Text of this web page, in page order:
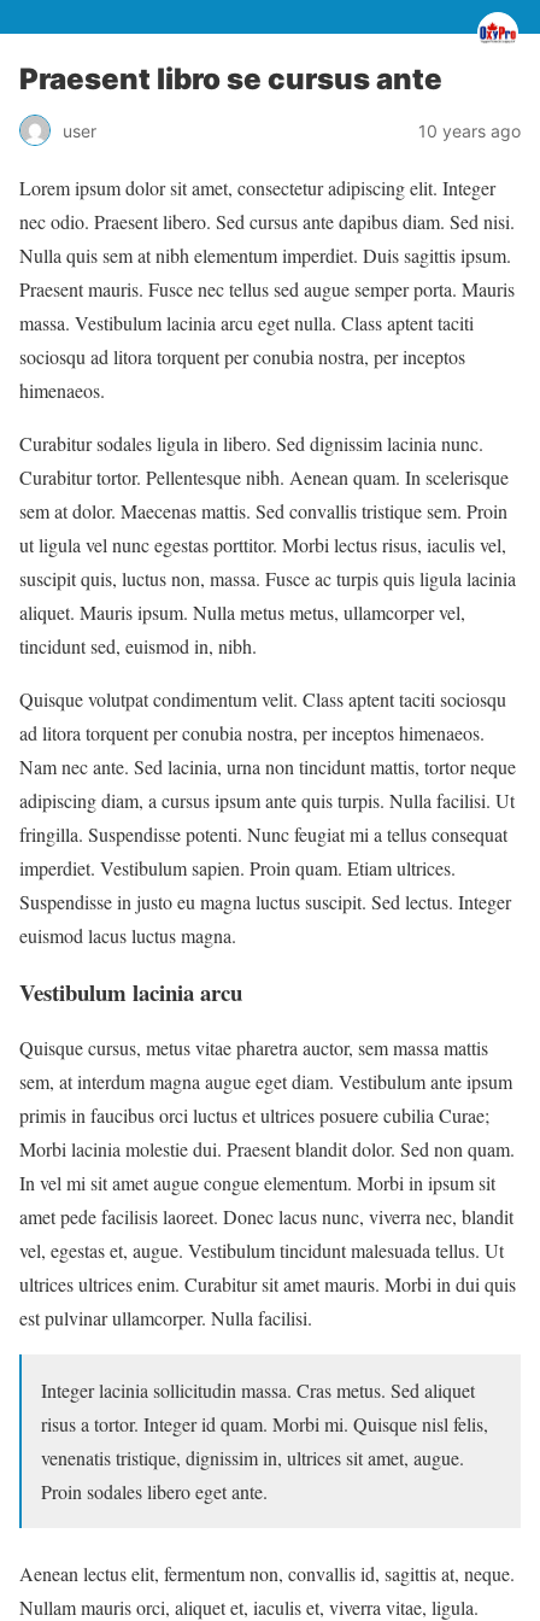
Praesent libro se cursus ante
user 10 years ago
Lorem ipsum dolor sit amet, consectetur adipiscing elit. Integer
nec odio. Praesent libero. Sed cursus ante dapibus diam. Sed nisi.
Nulla quis sem at nibh elementum imperdiet. Duis sagittis ipsum.
Praesent mauris. Fusce nec tellus sed augue semper porta. Mauris
massa. Vestibulum lacinia arcu eget nulla. Class aptent taciti
sociosqu ad litora torquent per conubia nostra, per inceptos
himenaeos.
Curabitur sodales ligula in libero. Sed dignissim lacinia nunc.
Curabitur tortor. Pellentesque nibh. Aenean quam. In scelerisque
sem at dolor. Maecenas mattis. Sed convallis tristique sem. Proin
ut ligula vel nunc egestas porttitor. Morbi lectus risus, iaculis vel,
suscipit quis, luctus non, massa. Fusce ac turpis quis ligula lacinia
aliquet. Mauris ipsum. Nulla metus metus, ullamcorper vel,
tincidunt sed, euismod in, nibh.
Quisque volutpat condimentum velit. Class aptent taciti sociosqu
ad litora torquent per conubia nostra, per inceptos himenaeos.
Nam nec ante. Sed lacinia, urna non tincidunt mattis, tortor neque
adipiscing diam, a cursus ipsum ante quis turpis. Nulla facilisi. Ut
fringilla. Suspendisse potenti. Nunc feugiat mi a tellus consequat
imperdiet. Vestibulum sapien. Proin quam. Etiam ultrices.
Suspendisse in justo eu magna luctus suscipit. Sed lectus. Integer
euismod lacus luctus magna.
Vestibulum lacinia arcu
Quisque cursus, metus vitae pharetra auctor, sem massa mattis
sem, at interdum magna augue eget diam. Vestibulum ante ipsum
primis in faucibus orci luctus et ultrices posuere cubilia Curae;
Morbi lacinia molestie dui. Praesent blandit dolor. Sed non quam.
In vel mi sit amet augue congue elementum. Morbi in ipsum sit
amet pede facilisis laoreet. Donec lacus nunc, viverra nec, blandit
vel, egestas et, augue. Vestibulum tincidunt malesuada tellus. Ut
ultrices ultrices enim. Curabitur sit amet mauris. Morbi in dui quis
est pulvinar ullamcorper. Nulla facilisi.
Integer lacinia sollicitudin massa. Cras metus. Sed aliquet
risus a tortor. Integer id quam. Morbi mi. Quisque nisl felis,
venenatis tristique, dignissim in, ultrices sit amet, augue.
Proin sodales libero eget ante.
Aenean lectus elit, fermentum non, convallis id, sagittis at, neque.
Nullam mauris orci, aliquet et, iaculis et, viverra vitae, ligula.